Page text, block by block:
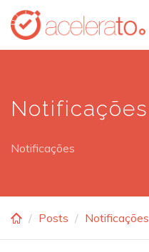
Skip
main
Notificações
Notificações
Posts Notificações